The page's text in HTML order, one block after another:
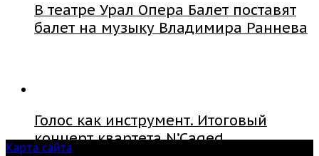
В театре Урал Опера Балет поставят
балет на музыку Владимира Раннева
Голос как инструмент. Итоговый
концерт квартета N’Caged
Карта сайта